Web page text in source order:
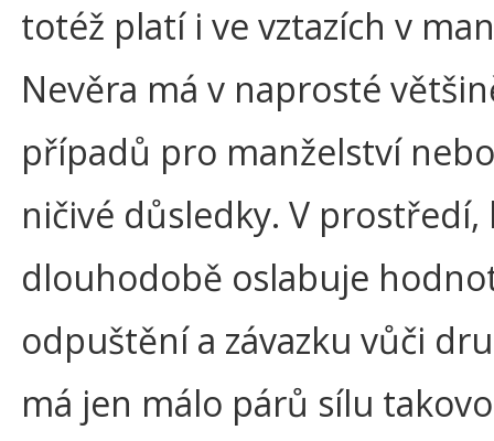
totéž platí i ve vztazích v
Nevěra má v naprosté
případů pro manželství
ničivé důsledky. V prostředí,
dlouhodobě oslabuje
odpuštění a závazku vůči
má jen málo párů sílu